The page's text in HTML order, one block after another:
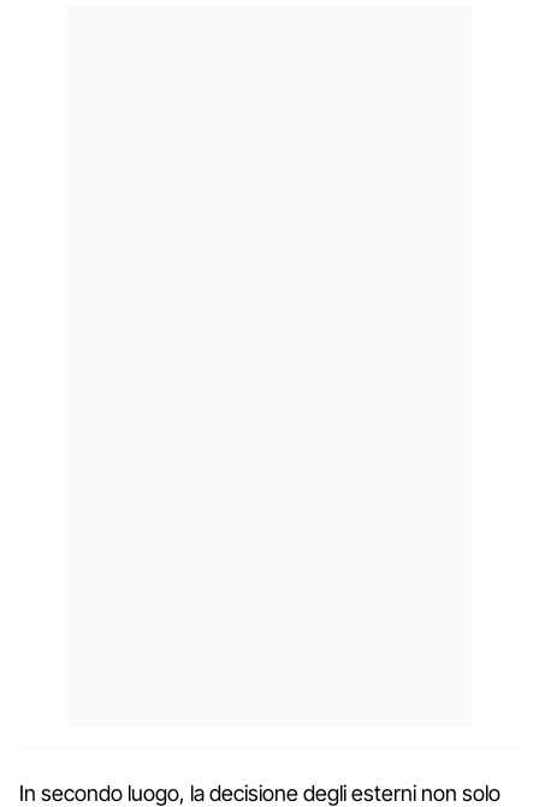
In secondo luogo, la decisione degli esterni non solo